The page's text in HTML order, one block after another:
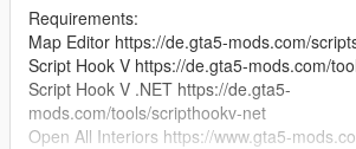
Requirements:
Map Editor https://de.gta5-mods.com/
Script Hook V https://de.gta5-mods.com/
Script Hook V .NET https://de.gta5-
mods.com/tools/scripthookv-net
Open All Interiors https://www.gta5-